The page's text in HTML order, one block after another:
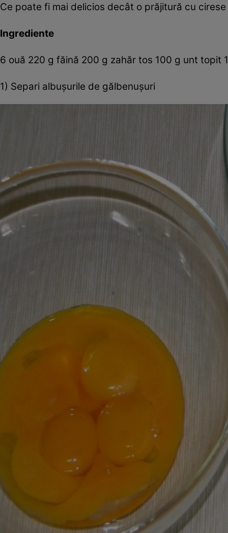
Ce poate fi mai delicios decât o prăjitură cu
Ingrediente
6 ouă 220 g făină 200 g zahăr tos 100 g unt
1) Separi albuşurile de gălbenuşuri